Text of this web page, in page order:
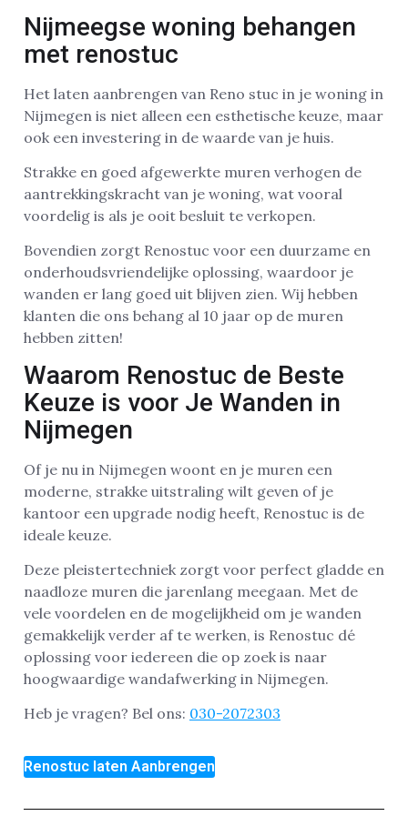
Nijmeegse woning behangen
met renostuc
Het laten aanbrengen van Reno stuc in je woning in
Nijmegen is niet alleen een esthetische keuze, maar
ook een investering in de waarde van je huis.
Strakke en goed afgewerkte muren verhogen de
aantrekkingskracht van je woning, wat vooral
voordelig is als je ooit besluit te verkopen.
Bovendien zorgt Renostuc voor een duurzame en
onderhoudsvriendelijke oplossing, waardoor je
wanden er lang goed uit blijven zien. Wij hebben
klanten die ons behang al 10 jaar op de muren
hebben zitten!
Waarom Renostuc de Beste
Keuze is voor Je Wanden in
Nijmegen
Of je nu in Nijmegen woont en je muren een
moderne, strakke uitstraling wilt geven of je
kantoor een upgrade nodig heeft, Renostuc is de
ideale keuze.
Deze pleistertechniek zorgt voor perfect gladde en
naadloze muren die jarenlang meegaan. Met de
vele voordelen en de mogelijkheid om je wanden
gemakkelijk verder af te werken, is Renostuc dé
oplossing voor iedereen die op zoek is naar
hoogwaardige wandafwerking in Nijmegen.
Heb je vragen? Bel ons: 030-2072303
Renostuc laten Aanbrengen